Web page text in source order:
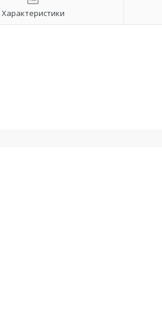
Характеристики